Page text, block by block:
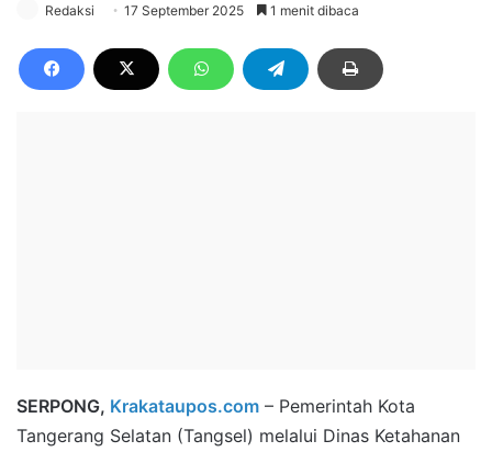
Redaksi 17 September 2025 1 menit dibaca
SERPONG, Krakataupos.com – Pemerintah Kota
Tangerang Selatan (Tangsel) melalui Dinas Ketahanan